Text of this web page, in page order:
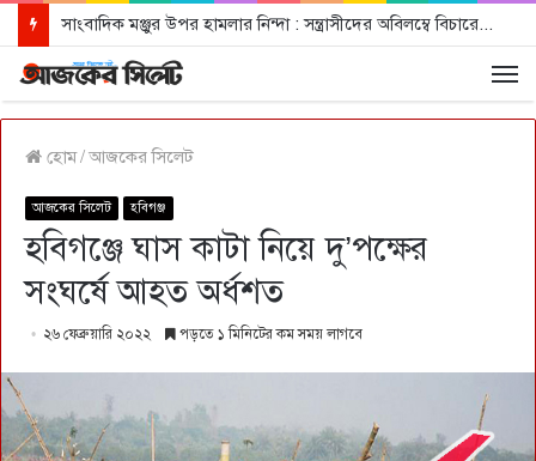
সাংবাদিক মঞ্জুর উপর হামলার নিন্দা : সন্ত্রাসীদের অবিলম্বে বিচারের আওতায় আনার দাবী
হোম/আজকের সিলেট
আজকের সিলেট হবিগঞ্জ
হবিগঞ্জে ঘাস কাটা নিয়ে দু’পক্ষের
সংঘর্ষে আহত অর্ধশত
২৬ ফেব্রুয়ারি ২০২২ পড়তে ১ মিনিটের কম সময় লাগবে